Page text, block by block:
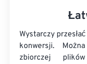
Wystarczy
konwersji.
zbiorczej